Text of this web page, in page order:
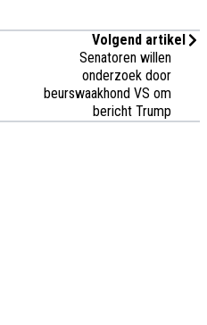
Volgend artikel
Senatoren willen
onderzoek door
beurswaakhond VS om
bericht Trump